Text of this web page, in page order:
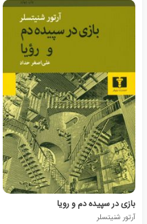
بازی در سپیده دم و رویا
آرتور شنیتسلر